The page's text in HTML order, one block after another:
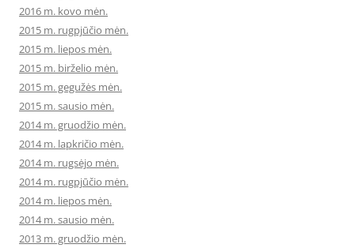
2016 m. kovo mėn.
2015 m. rugpjūčio mėn.
2015 m. liepos mėn.
2015 m. birželio mėn.
2015 m. gegužės mėn.
2015 m. sausio mėn.
2014 m. gruodžio mėn.
2014 m. lapkričio mėn.
2014 m. rugsėjo mėn.
2014 m. rugpjūčio mėn.
2014 m. liepos mėn.
2014 m. sausio mėn.
2013 m. gruodžio mėn.